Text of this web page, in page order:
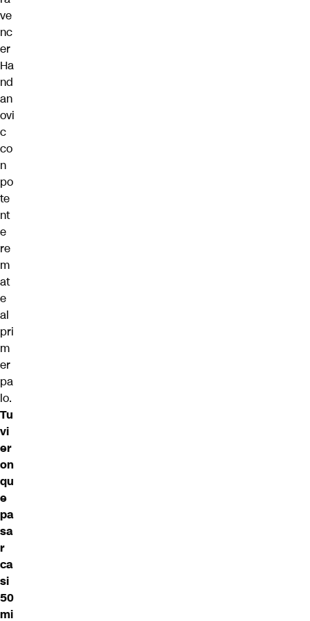
ve
nc
er
Ha
nd
an
ovi
c
co
n
po
te
nt
e
re
m
at
e
al
pri
m
er
pa
lo.
Tu
vi
er
on
qu
e
pa
sa
r
ca
si
50
mi